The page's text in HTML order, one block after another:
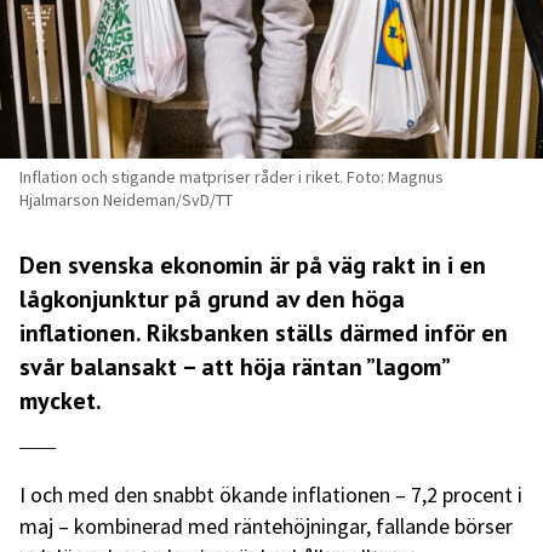
Inflation och stigande matpriser råder i riket. Foto: Magnus
Hjalmarson Neideman/SvD/TT
Den svenska ekonomin är på väg rakt in i en
lågkonjunktur på grund av den höga
inflationen. Riksbanken ställs därmed inför en
svår balansakt – att höja räntan ”lagom”
mycket.
I och med den snabbt ökande inflationen – 7,2 procent i
maj – kombinerad med räntehöjningar, fallande börser